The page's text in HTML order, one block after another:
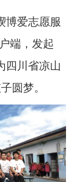
爱志愿服
端，发起
四川省凉山
圆梦。